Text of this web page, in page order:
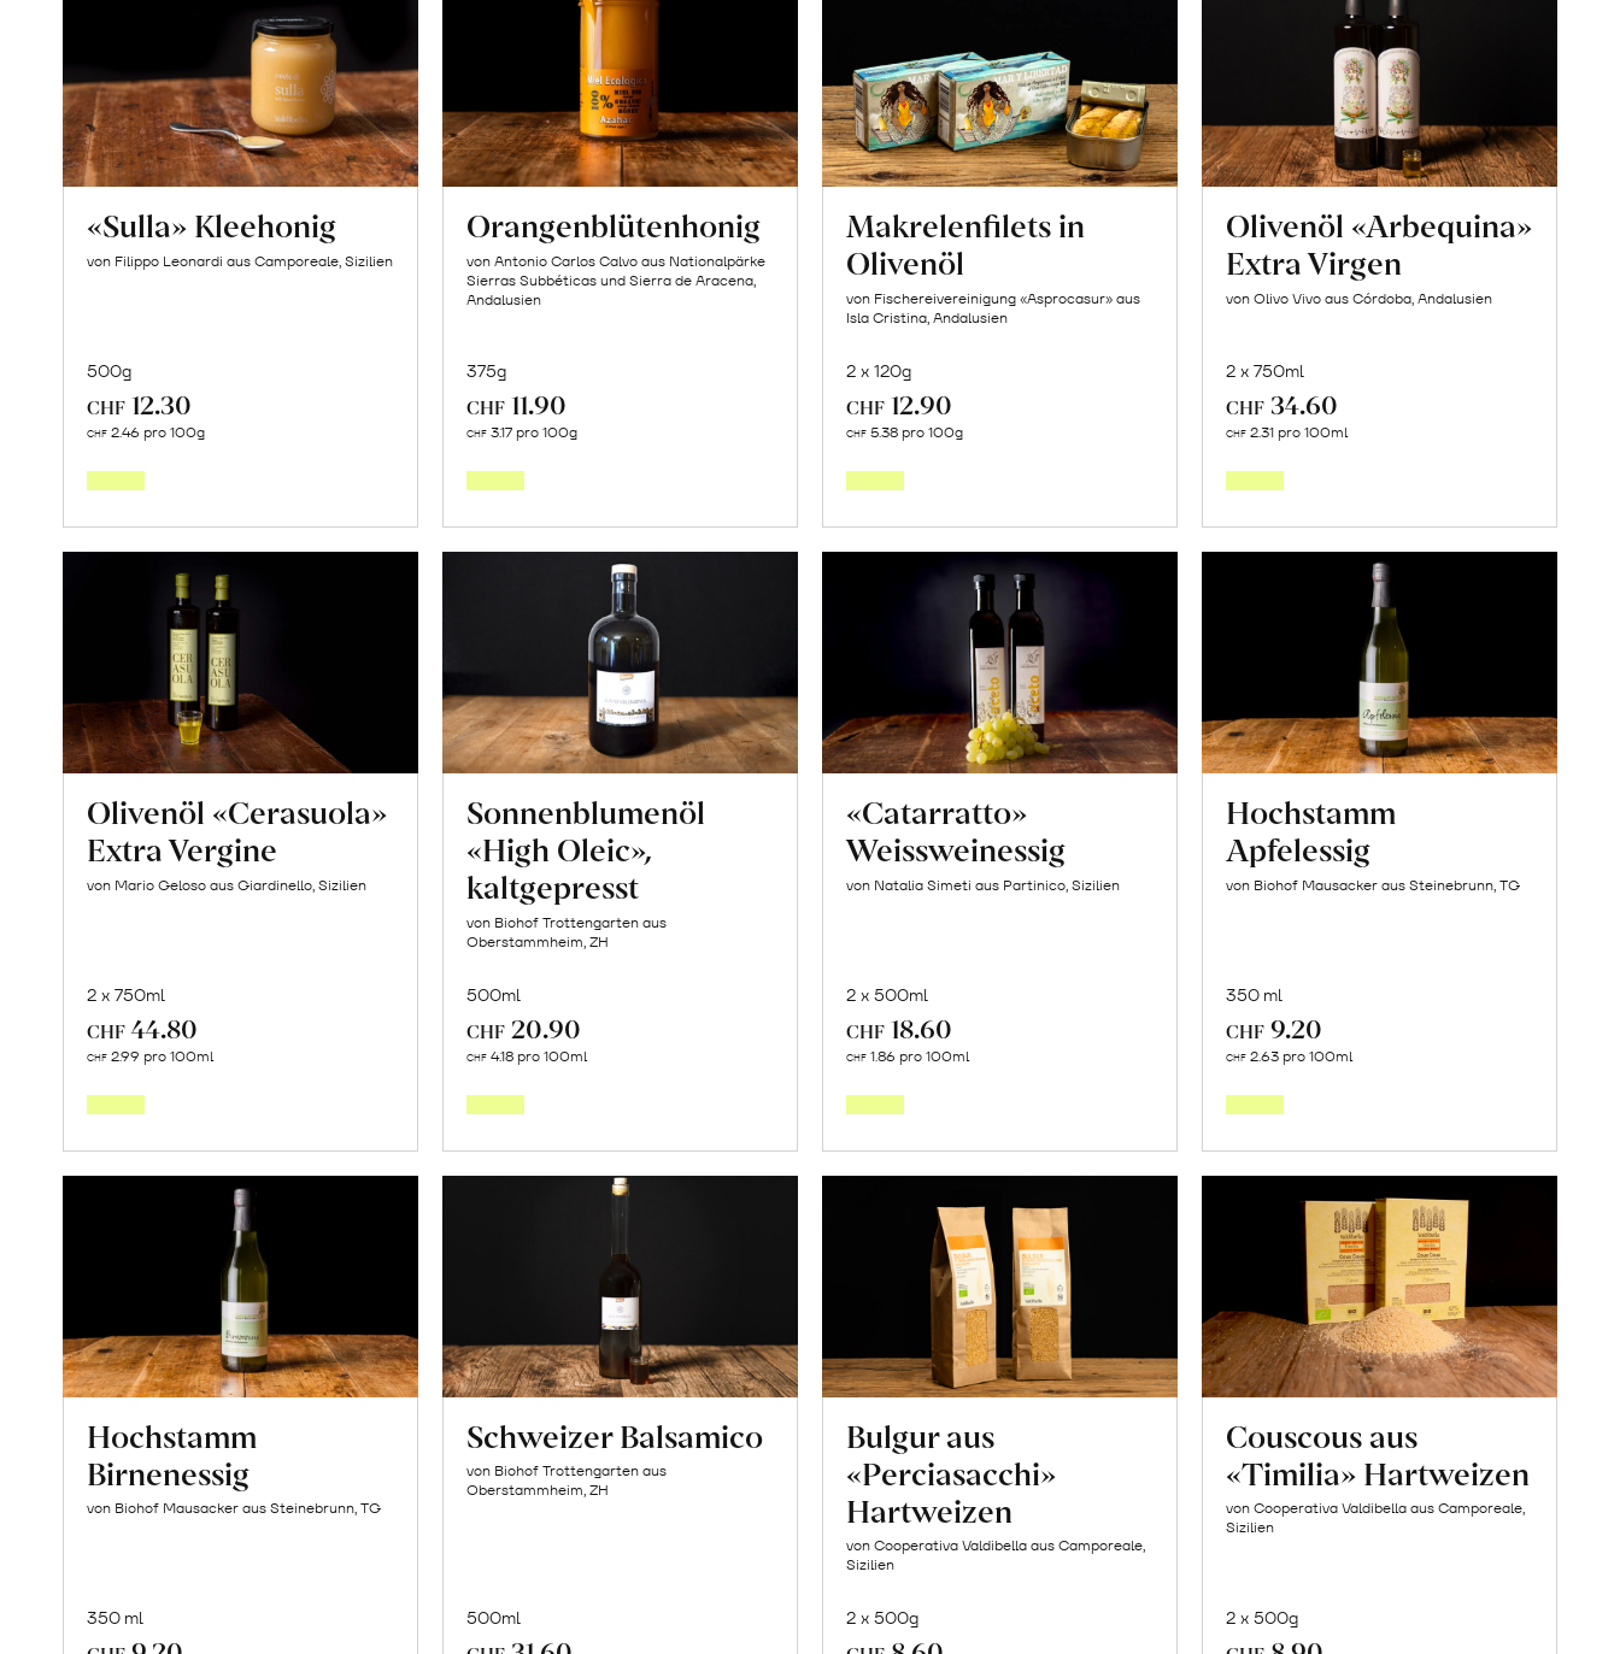
«Sulla» Kleehonig
von Filippo Leonardi aus Camporeale, Sizilien
500g
CHF 12.30
CHF 2.46 pro 100g
Orangenblütenhonig
von Antonio Carlos Calvo aus Nationalpärke
Sierras Subbéticas und Sierra de Aracena,
Andalusien
375g
CHF 11.90
CHF 3.17 pro 100g
Makrelenfilets in
Olivenöl
von Fischereivereinigung «Asprocasur» aus
Isla Cristina, Andalusien
2 x 120g
CHF 12.90
CHF 5.38 pro 100g
Olivenöl «Arbequina»
Extra Virgen
von Olivo Vivo aus Córdoba, Andalusien
2 x 750ml
CHF 34.60
CHF 2.31 pro 100ml
Olivenöl «Cerasuola»
Extra Vergine
von Mario Geloso aus Giardinello, Sizilien
2 x 750ml
CHF 44.80
CHF 2.99 pro 100ml
Sonnenblumenöl
«High Oleic»,
kaltgepresst
von Biohof Trottengarten aus
Oberstammheim, ZH
500ml
CHF 20.90
CHF 4.18 pro 100ml
«Catarratto»
Weissweinessig
von Natalia Simeti aus Partinico, Sizilien
2 x 500ml
CHF 18.60
CHF 1.86 pro 100ml
Hochstamm
Apfelessig
von Biohof Mausacker aus Steinebrunn, TG
350 ml
CHF 9.20
CHF 2.63 pro 100ml
Hochstamm
Birnenessig
von Biohof Mausacker aus Steinebrunn, TG
350 ml
Schweizer Balsamico
von Biohof Trottengarten aus
Oberstammheim, ZH
500ml
Bulgur aus
«Perciasacchi»
Hartweizen
von Cooperativa Valdibella aus Camporeale,
Sizilien
2 x 500g
Couscous aus
«Timilia» Hartweizen
von Cooperativa Valdibella aus Camporeale,
Sizilien
2 x 500g